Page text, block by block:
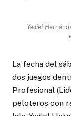
Yadiel
La fecha del
dos juegos
Profesional
peloteros con